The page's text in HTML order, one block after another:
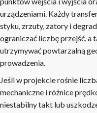
urządzeniami. Każdy
styku, zrzuty, zatory i
ograniczać liczbę przejść, a
utrzymywać powtarzalną
prowadzenia.
Jeśli w projekcie rośnie
mechaniczne i różnice
niestabilny takt lub